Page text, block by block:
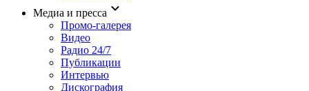
Медиа и пресса
Промо-галерея
Видео
Радио 24/7
Публикации
Интервью
Дискография